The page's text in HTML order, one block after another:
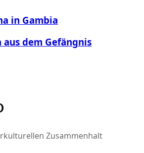
in Gambia
aus dem Gefängnis
Zusammenhalt